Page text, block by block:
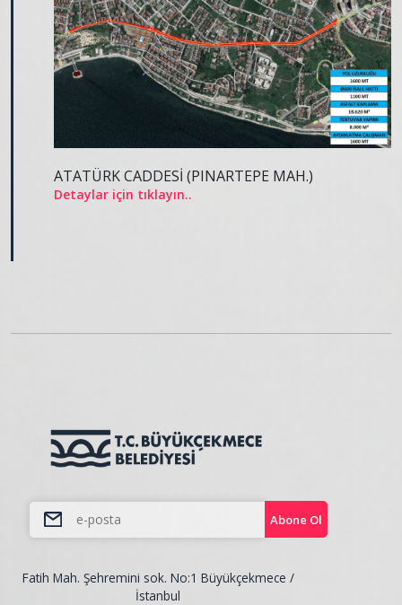
ATATÜRK CADDESİ (PINARTEPE MAH.)
Detaylar için tıklayın..
Abone Ol
Fatih Mah. Şehremini sok. No:1 Büyükçekmece /
İstanbul